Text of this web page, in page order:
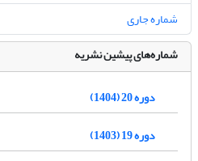
شماره جاری
شماره‌های پیشین نشریه
دوره 20 (1404)
دوره 19 (1403)